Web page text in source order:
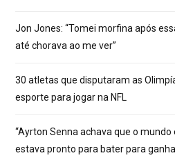
Jon Jones: “Tomei morfina após
até chorava ao me ver”
30 atletas que disputaram as
esporte para jogar na NFL
“Ayrton Senna achava que o
estava pronto para bater para